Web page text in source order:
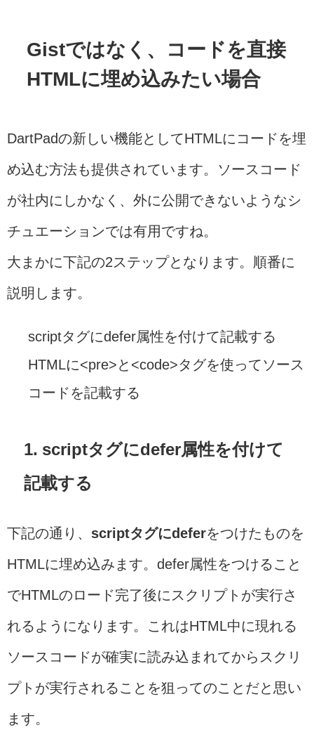
Gistではなく、コードを直接
HTMLに埋め込みたい場合
DartPadの新しい機能としてHTMLにコードを埋
め込む方法も提供されています。ソースコード
が社内にしかなく、外に公開できないようなシ
チュエーションでは有用ですね。
大まかに下記の2ステップとなります。順番に
説明します。
scriptタグにdefer属性を付けて記載する
HTMLに<pre>と<code>タグを使ってソース
コードを記載する
1. scriptタグにdefer属性を付けて
記載する
下記の通り、 scriptタグにdeferをつけたものを
HTMLに埋め込みます。defer属性をつけること
でHTMLのロード完了後にスクリプトが実行さ
れるようになります。これはHTML中に現れる
ソースコードが確実に読み込まれてからスクリ
プトが実行されることを狙ってのことだと思い
ます。